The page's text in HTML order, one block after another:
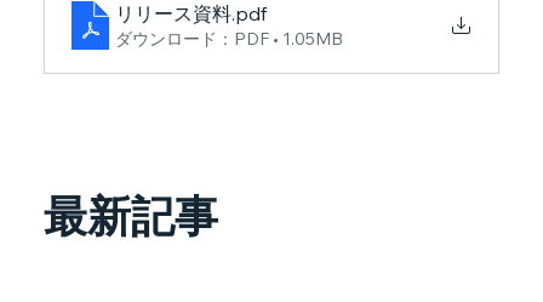
リリース資料.pdf
ダウンロード：PDF • 1.05MB
最新記事